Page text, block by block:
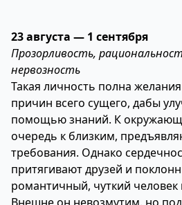
23 августа — 1 сентября
Прозорливость,
нервозность
Такая личность полна
причин всего сущего, дабы
помощью знаний. К
очередь к близким,
требования. Однако
притягивают друзей и
романтичный, чуткий